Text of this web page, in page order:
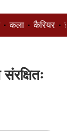
कला कैरियर